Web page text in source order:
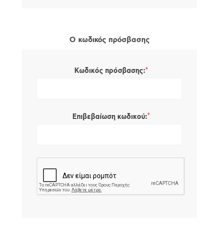
Ο κωδικός πρόσβασης
Κωδικός πρόσβασης:*
Επιβεβαίωση κωδικού:*